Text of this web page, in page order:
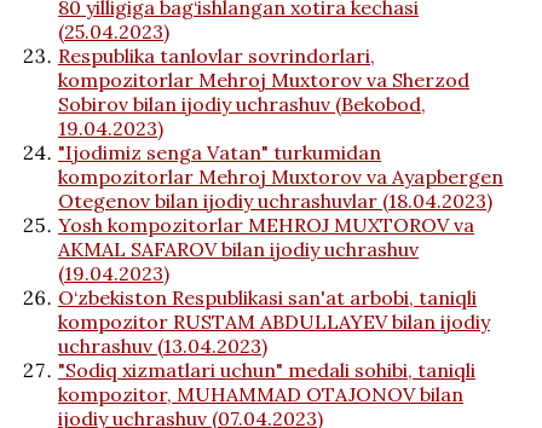
80 yilligiga bag‘ishlangan xotira kechasi
(25.04.2023)
Respublika tanlovlar sovrindorlari,
kompozitorlar Mehroj Muxtorov va Sherzod
Sobirov bilan ijodiy uchrashuv (Bekobod,
19.04.2023)
"Ijodimiz senga Vatan" turkumidan
kompozitorlar Mehroj Muxtorov va Ayapbergen
Otegenov bilan ijodiy uchrashuvlar (18.04.2023)
Yosh kompozitorlar MEHROJ MUXTOROV va
AKMAL SAFAROV bilan ijodiy uchrashuv
(19.04.2023)
O‘zbekiston Respublikasi san'at arbobi, taniqli
kompozitor RUSTAM ABDULLAYEV bilan ijodiy
uchrashuv (13.04.2023)
"Sodiq xizmatlari uchun" medali sohibi, taniqli
kompozitor, MUHAMMAD OTAJONOV bilan
ijodiy uchrashuv (07.04.2023)